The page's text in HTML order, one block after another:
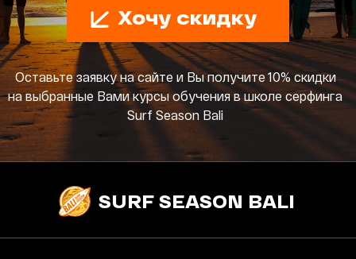
Хочу скидку
Оставьте заявку на сайте и Вы получите 10% скидки
на выбранные Вами курсы обучения в школе серфинга
Surf Season Bali
SURF SEASON BALI